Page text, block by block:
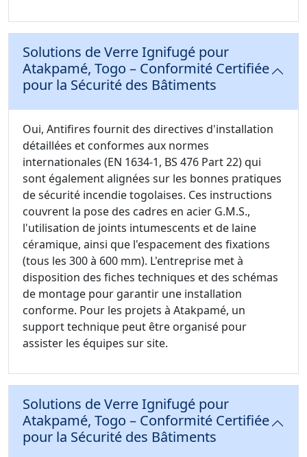
Solutions de Verre Ignifugé pour
Atakpamé, Togo – Conformité Certifiée
pour la Sécurité des Bâtiments
Oui, Antifires fournit des directives d'installation
détaillées et conformes aux normes
internationales (EN 1634-1, BS 476 Part 22) qui
sont également alignées sur les bonnes pratiques
de sécurité incendie togolaises. Ces instructions
couvrent la pose des cadres en acier G.M.S.,
l'utilisation de joints intumescents et de laine
céramique, ainsi que l'espacement des fixations
(tous les 300 à 600 mm). L'entreprise met à
disposition des fiches techniques et des schémas
de montage pour garantir une installation
conforme. Pour les projets à Atakpamé, un
support technique peut être organisé pour
assister les équipes sur site.
Solutions de Verre Ignifugé pour
Atakpamé, Togo – Conformité Certifiée
pour la Sécurité des Bâtiments